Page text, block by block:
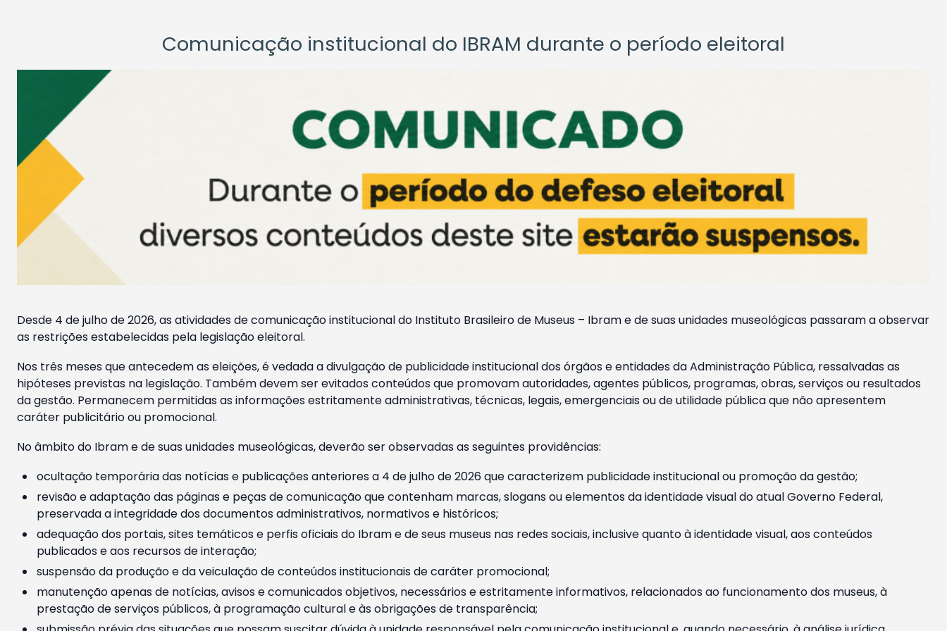
Comunicação institucional do IBRAM durante o período eleitoral
Desde 4 de julho de 2026, as atividades de comunicação institucional do Instituto Brasileiro de Museus – Ibram e de suas unidades museológicas passaram a observar
as restrições estabelecidas pela legislação eleitoral.
Nos três meses que antecedem as eleições, é vedada a divulgação de publicidade institucional dos órgãos e entidades da Administração Pública, ressalvadas as
hipóteses previstas na legislação. Também devem ser evitados conteúdos que promovam autoridades, agentes públicos, programas, obras, serviços ou resultados
da gestão. Permanecem permitidas as informações estritamente administrativas, técnicas, legais, emergenciais ou de utilidade pública que não apresentem
caráter publicitário ou promocional.
No âmbito do Ibram e de suas unidades museológicas, deverão ser observadas as seguintes providências:
ocultação temporária das notícias e publicações anteriores a 4 de julho de 2026 que caracterizem publicidade institucional ou promoção da gestão;
revisão e adaptação das páginas e peças de comunicação que contenham marcas, slogans ou elementos da identidade visual do atual Governo Federal,
preservada a integridade dos documentos administrativos, normativos e históricos;
adequação dos portais, sites temáticos e perfis oficiais do Ibram e de seus museus nas redes sociais, inclusive quanto à identidade visual, aos conteúdos
publicados e aos recursos de interação;
suspensão da produção e da veiculação de conteúdos institucionais de caráter promocional;
manutenção apenas de notícias, avisos e comunicados objetivos, necessários e estritamente informativos, relacionados ao funcionamento dos museus, à
prestação de serviços públicos, à programação cultural e às obrigações de transparência;